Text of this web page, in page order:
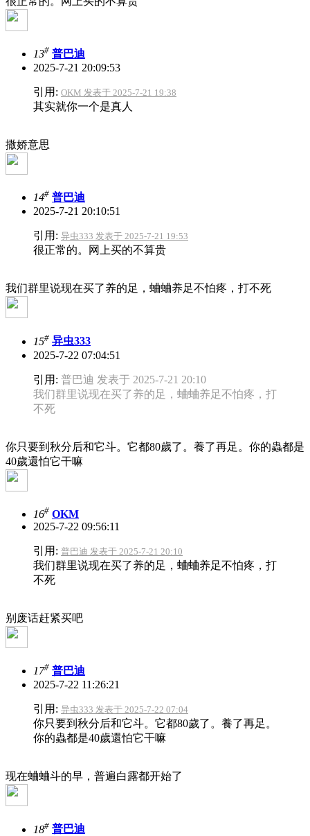
13# 普巴迪
2025-7-21 20:09:53
引用: OKM 发表于 2025-7-21 19:38
其实就你一个是真人
撒娇意思
14# 普巴迪
2025-7-21 20:10:51
引用: 异虫333 发表于 2025-7-21 19:53
很正常的。网上买的不算贵
我们群里说现在买了养的足，蛐蛐养足不怕疼，打不死
15# 异虫333
2025-7-22 07:04:51
引用: 普巴迪 发表于 2025-7-21 20:10
我们群里说现在买了养的足，蛐蛐养足不怕疼，打
不死
你只要到秋分后和它斗。它都80歲了。養了再足。你的蟲都是
40歲還怕它干嘛
16# OKM
2025-7-22 09:56:11
引用: 普巴迪 发表于 2025-7-21 20:10
我们群里说现在买了养的足，蛐蛐养足不怕疼，打
不死
别废话赶紧买吧
17# 普巴迪
2025-7-22 11:26:21
引用: 异虫333 发表于 2025-7-22 07:04
你只要到秋分后和它斗。它都80歲了。養了再足。
你的蟲都是40歲還怕它干嘛
现在蛐蛐斗的早，普遍白露都开始了
18# 普巴迪